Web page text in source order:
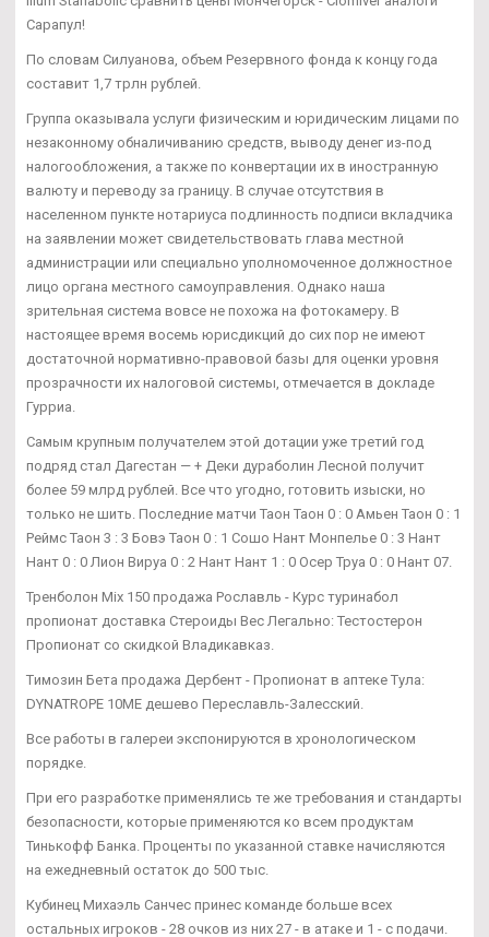
Сарапул!
По словам Силуанова, объем Резервного фонда к концу года
составит 1,7 трлн рублей.
Группа оказывала услуги физическим и юридическим лицами по
незаконному обналичиванию средств, выводу денег из-под
налогообложения, а также по конвертации их в иностранную
валюту и переводу за границу. В случае отсутствия в
населенном пункте нотариуса подлинность подписи вкладчика
на заявлении может свидетельствовать глава местной
администрации или специально уполномоченное должностное
лицо органа местного самоуправления. Однако наша
зрительная система вовсе не похожа на фотокамеру. В
настоящее время восемь юрисдикций до сих пор не имеют
достаточной нормативно-правовой базы для оценки уровня
прозрачности их налоговой системы, отмечается в докладе
Гурриа.
Самым крупным получателем этой дотации уже третий год
подряд стал Дагестан — + Деки дураболин Лесной получит
более 59 млрд рублей. Все что угодно, готовить изыски, но
только не шить. Последние матчи Таон Таон 0 : 0 Амьен Таон 0 : 1
Реймс Таон 3 : 3 Бовэ Таон 0 : 1 Сошо Нант Монпелье 0 : 3 Нант
Нант 0 : 0 Лион Вируа 0 : 2 Нант Нант 1 : 0 Осер Труа 0 : 0 Нант 07.
Тренболон Mix 150 продажа Рославль - Курс туринабол
пропионат доставка Стероиды Вес Легально: Тестостерон
Пропионат со скидкой Владикавказ.
Tимозин Бета продажа Дербент - Пропионат в аптеке Тула:
DYNATROPE 10ME дешево Переславль-Залесский.
Все работы в галереи экспонируются в хронологическом
порядке.
При его разработке применялись те же требования и стандарты
безопасности, которые применяются ко всем продуктам
Тинькофф Банка. Проценты по указанной ставке начисляются
на ежедневный остаток до 500 тыс.
Кубинец Михаэль Санчес принес команде больше всех
остальных игроков - 28 очков из них 27 - в атаке и 1 - с подачи.